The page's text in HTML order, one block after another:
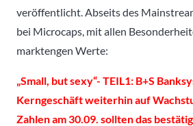
veröffentlicht. Abseits des
bei Microcaps, mit allen
marktengen Werte:
„Small, but sexy“- TEIL1: B+S
Kerngeschäft weiterhin auf
Zahlen am 30.09. sollten das